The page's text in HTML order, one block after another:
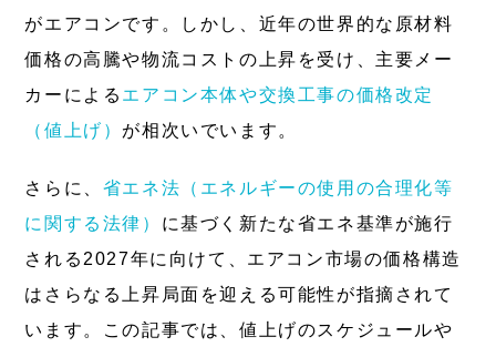
がエアコンです。しかし、近年の世界的な原材料
価格の高騰や物流コストの上昇を受け、主要メー
カーによる エアコン本体や交換工事の価格改定
（値上げ） が相次いでいます。
さらに、 省エネ法（エネルギーの使用の合理化等
に関する法律） に基づく新たな省エネ基準が施行
される2027年に向けて、エアコン市場の価格構造
はさらなる上昇局面を迎える可能性が指摘されて
います。この記事では、値上げのスケジュールや